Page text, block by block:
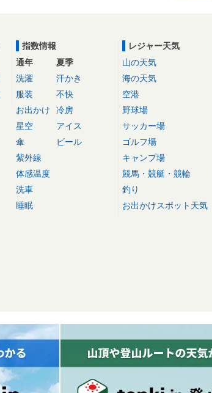
指数情報
通年
洗濯
服装
お出かけ
星空
傘
紫外線
体感温度
洗車
睡眠
夏季
汗かき
不快
冷房
アイス
ビール
レジャー天気
山の天気
海の天気
空港
野球場
サッカー場
ゴルフ場
キャンプ場
競馬・競艇・競輪
釣り
お出かけスポット天気